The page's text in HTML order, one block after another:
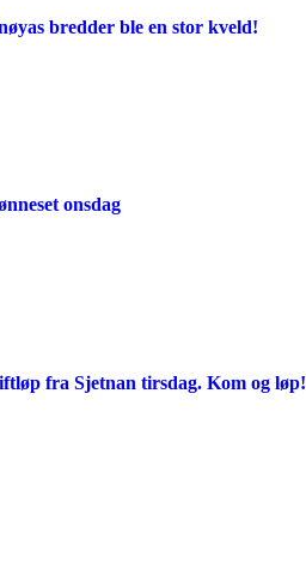
bredder ble en stor kveld!
onsdag
fra Sjetnan tirsdag. Kom og løp!